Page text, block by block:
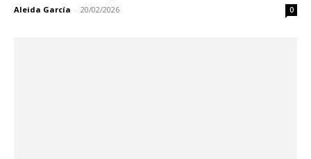
Aleida García - 20/02/2026 0